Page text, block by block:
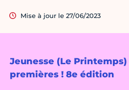
Jeunesse (Le
premières ! 8e édition
Mise à jour le 27/06/2023